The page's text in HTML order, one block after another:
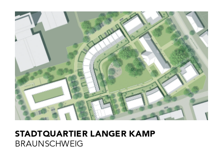
STADTQUARTIER LANGER KAMP
BRAUNSCHWEIG